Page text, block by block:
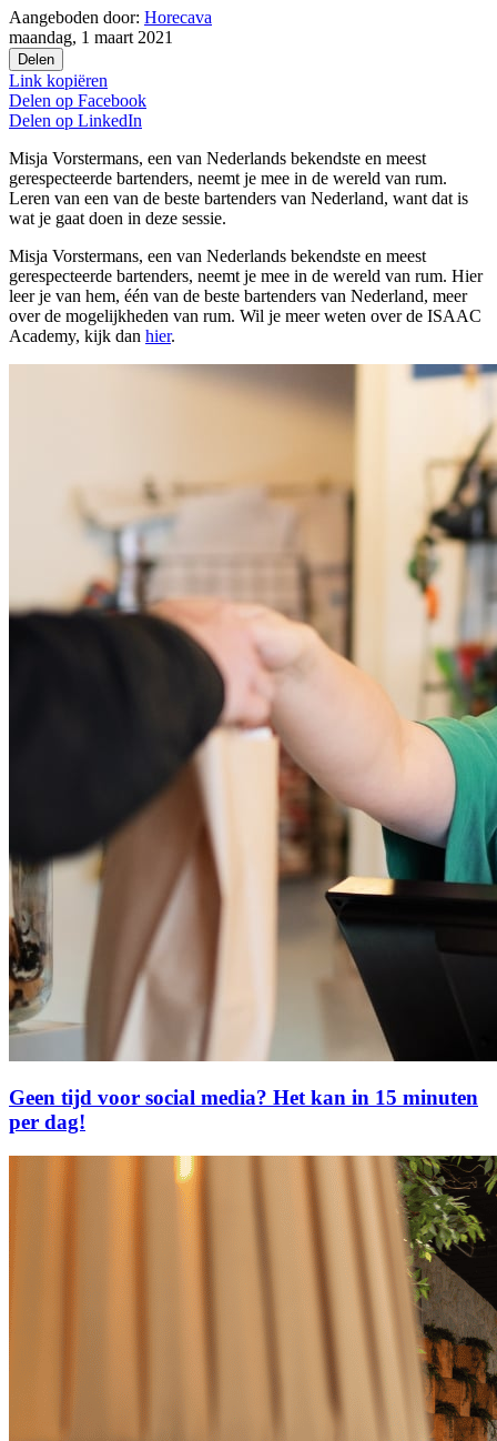
Aangeboden door: Horecava
maandag, 1 maart 2021
Delen
Link kopiëren
Delen op Facebook
Delen op LinkedIn
Misja Vorstermans, een van Nederlands bekendste en meest
gerespecteerde bartenders, neemt je mee in de wereld van rum.
Leren van een van de beste bartenders van Nederland, want dat is
wat je gaat doen in deze sessie.
Misja Vorstermans, een van Nederlands bekendste en meest
gerespecteerde bartenders, neemt je mee in de wereld van rum. Hier
leer je van hem, één van de beste bartenders van Nederland, meer
over de mogelijkheden van rum. Wil je meer weten over de ISAAC
Academy, kijk dan hier.
Geen tijd voor social media? Het kan in 15 minuten
per dag!